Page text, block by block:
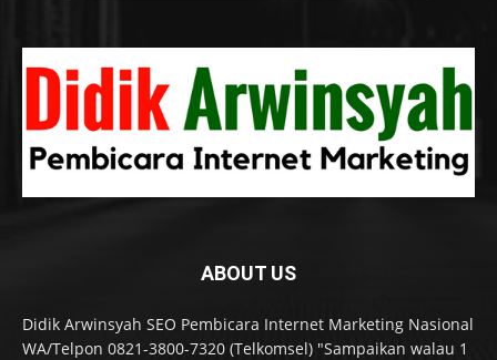
ABOUT US
Didik Arwinsyah SEO Pembicara Internet Marketing Nasional
WA/Telpon 0821-3800-7320 (Telkomsel) "Sampaikan walau 1